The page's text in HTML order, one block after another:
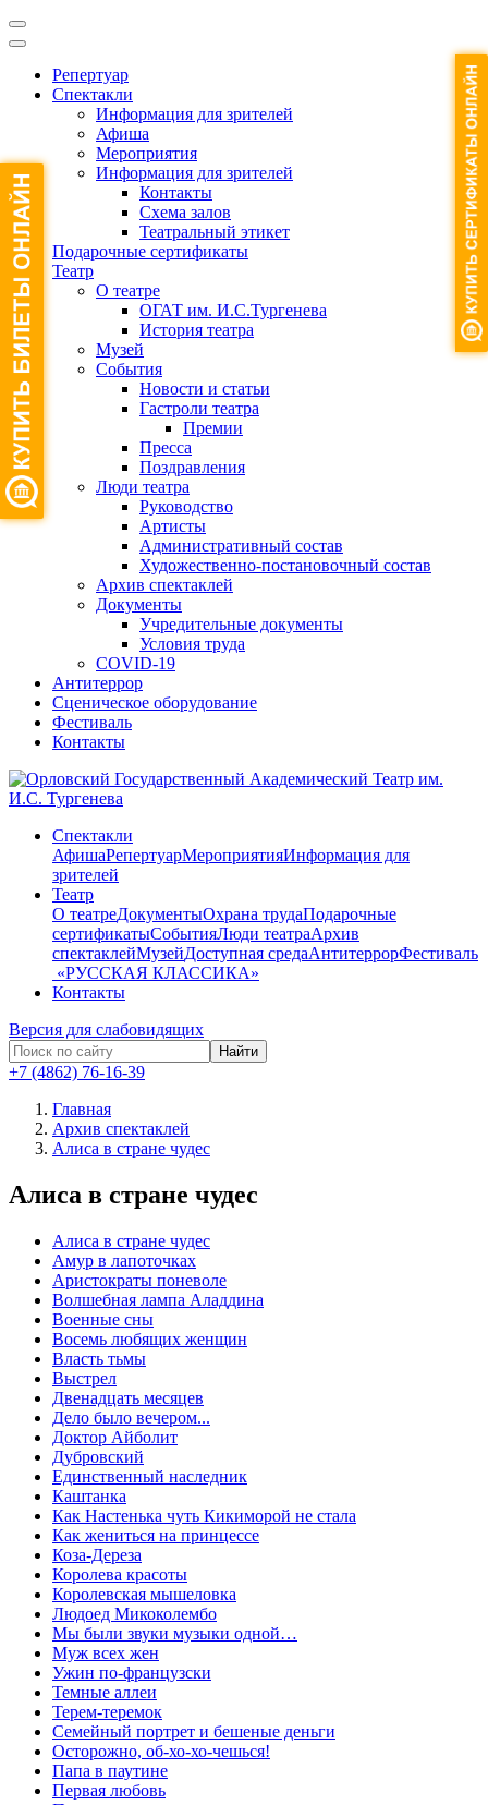
Репертуар
Спектакли
Информация для зрителей
Афиша
Мероприятия
Информация для зрителей
Контакты
Схема залов
Театральный этикет
Подарочные сертификаты
Театр
О театре
ОГАТ им. И.С.Тургенева
История театра
Музей
События
Новости и статьи
Гастроли театра
Премии
Пресса
Поздравления
Люди театра
Руководство
Артисты
Административный состав
Художественно-постановочный состав
Архив спектаклей
Документы
Учредительные документы
Условия труда
COVID-19
Антитеррор
Сценическое оборудование
Фестиваль
Контакты
Спектакли
АфишаРепертуарМероприятияИнформация для
зрителей
Театр
О театреДокументыОхрана трудаПодарочные
сертификатыСобытияЛюди театраАрхив
спектаклейМузейДоступная средаАнтитеррорФестиваль
​ «РУССКАЯ КЛАССИКА»
Контакты
Версия для слабовидящих
Найти
+7 (4862) 76-16-39
Главная
Архив спектаклей
Алиса в стране чудес
Алиса в стране чудес
Алиса в стране чудес
Амур в лапоточках
Аристократы поневоле
Волшебная лампа Аладдина
Военные сны
Восемь любящих женщин
Власть тьмы
Выстрел
Двенадцать месяцев
Дело было вечером...
Доктор Айболит
Дубровский
Единственный наследник
Каштанка
Как Настенька чуть Кикиморой не стала
Как жениться на принцессе
Коза-Дереза
Королева красоты
Королевская мышеловка
Людоед Микоколембо
Мы были звуки музыки одной…
Муж всех жен
Ужин по-французски
Темные аллеи
Терем-теремок
Семейный портрет и бешеные деньги
Осторожно, об-хо-хо-чешься!
Папа в паутине
Первая любовь